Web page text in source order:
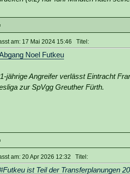
am: 17 Mai 2024 15:46 Titel:
Noel Futkeu
jährige Angreifer verlässt Eintracht
zur SpVgg Greuther Fürth.
am: 20 Apr 2026 12:32 Titel:
ist Teil der Transferplanungen